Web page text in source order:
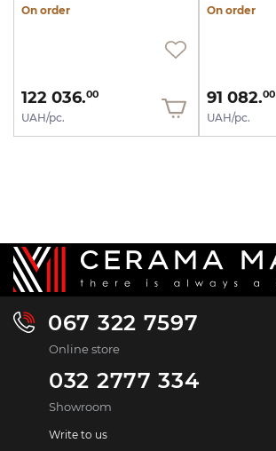
On order
122 036.00
UAH/pc.
On order
91 082.00
UAH/pc.
067 322 7597
Online store
032 2777 334
Showroom
Write to us